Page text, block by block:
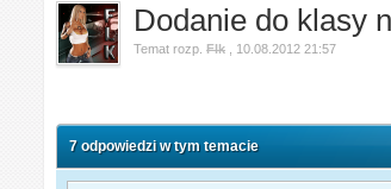
Dodanie do klasy
Temat rozp.Flk 10.08.2012 21:57
7 odpowiedzi w tym temacie